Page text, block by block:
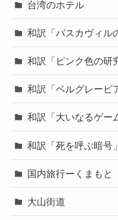
台湾のホテル
和訳「バスカヴィル
和訳「ピンク色の研
和訳「ベルグレービ
和訳「大いなるゲー
和訳「死を呼ぶ暗号」
国内旅行ーくまもと
大山街道